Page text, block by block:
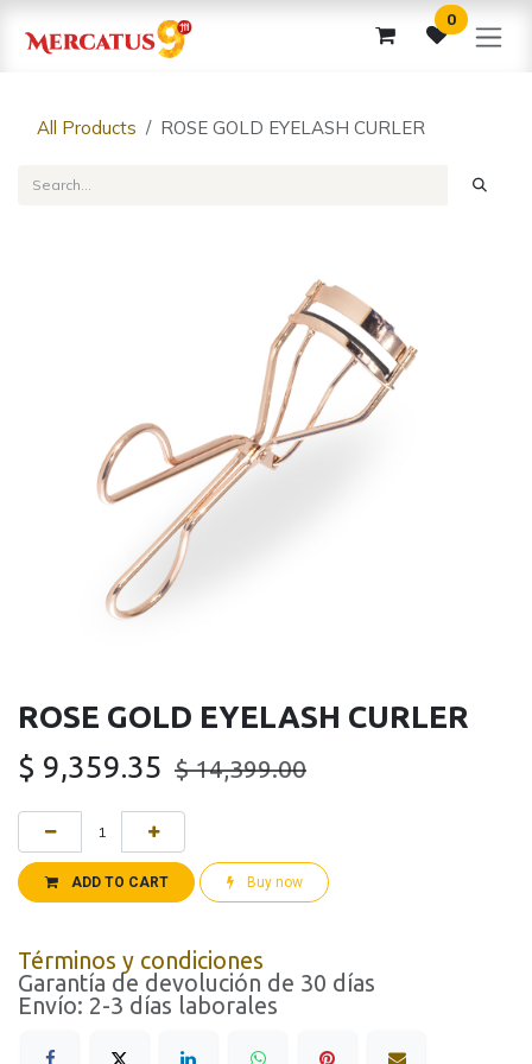
0
All Products ROSE GOLD EYELASH CURLER
ROSE GOLD EYELASH CURLER
$ 9,359.35 $14,399.00
ADD TO CART Buy now
Términos y condiciones
Garantía de devolución de 30 días
Envío: 2-3 días laborales